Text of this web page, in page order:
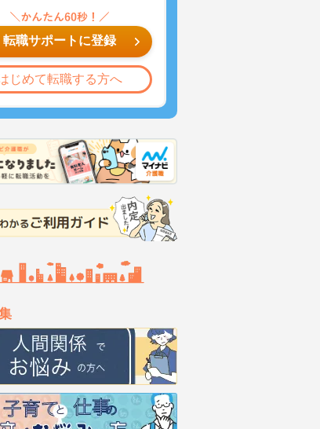
転職サポートに登録
じめて転職する方へ